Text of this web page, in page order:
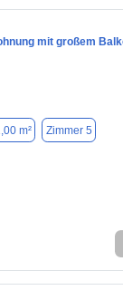
mit großem
m² Zimmer 5